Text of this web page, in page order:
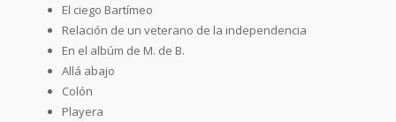
El ciego Bartímeo
Relación de un veterano de la independencia
En el albúm de M. de B.
Allá abajo
Colón
Playera